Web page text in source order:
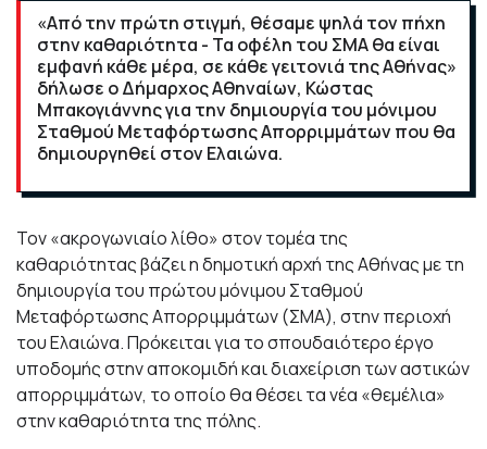
«Από την πρώτη στιγμή, θέσαμε ψηλά τον πήχη
στην καθαριότητα - Τα οφέλη του ΣΜΑ θα είναι
εμφανή κάθε μέρα, σε κάθε γειτονιά της Αθήνας»
δήλωσε ο Δήμαρχος Αθηναίων, Κώστας
Μπακογιάννης για την δημιουργία του μόνιμου
Σταθμού Μεταφόρτωσης Απορριμμάτων που θα
δημιουργηθεί στον Ελαιώνα.
Τον «ακρογωνιαίο λίθο» στον τομέα της
καθαριότητας βάζει η δημοτική αρχή της Αθήνας με τη
δημιουργία του πρώτου μόνιμου Σταθμού
Μεταφόρτωσης Απορριμμάτων (ΣΜΑ), στην περιοχή
του Ελαιώνα. Πρόκειται για το σπουδαιότερο έργο
υποδομής στην αποκομιδή και διαχείριση των αστικών
απορριμμάτων, το οποίο θα θέσει τα νέα «θεμέλια»
στην καθαριότητα της πόλης.